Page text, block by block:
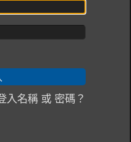
入名稱 或 密碼？